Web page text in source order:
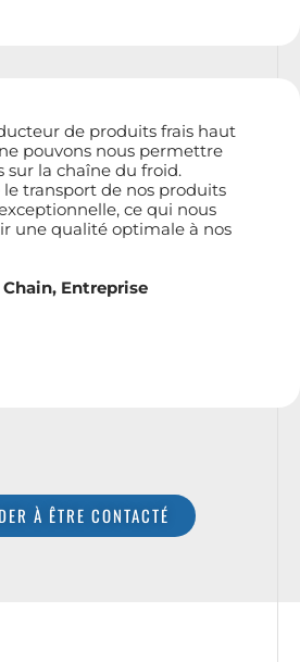
de produits frais haut
pouvons nous permettre
la chaîne du froid.
le transport de nos produits
ce qui nous
une qualité optimale à nos
Entreprise
À ÊTRE CONTACTÉ